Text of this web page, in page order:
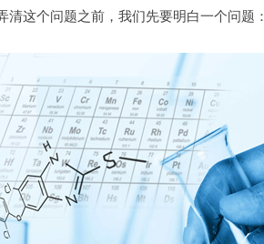
清这个问题之前，我们先要明白一个问题：